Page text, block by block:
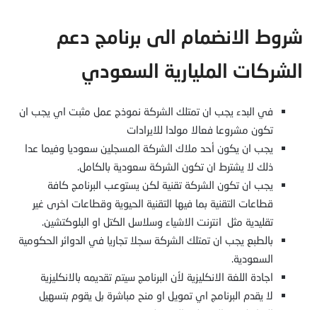
شروط الانضمام الى برنامج دعم
الشركات المليارية السعودي
في البدء يجب ان تمتلك الشركة نموذج عمل مثبت اي يجب ان
تكون مشروعا فعالا مولدا للايرادات
يجب ان يكون أحد ملاك الشركة المسجلين سعوديا وفيما عدا
ذلك لا يشترط ان تكون الشركة سعودية بالكامل.
يجب ان تكون الشركة تقنية لكن يستوعب البرنامج كافة
قطاعات التقنية بما فيها التقنية الحيوية وقطاعات اخرى غير
تقليدية مثل انترنت الاشياء وسلاسل الكتل او البلوكتشين.
بالطبع يجب ان تمتلك الشركة سجلا تجاريا في الدوائر الحكومية
السعودية.
اجادة اللغة الانكليزية لأن البرنامج سيتم تقديمه بالانكليزية
لا يقدم البرنامج اي تمويل او منح مباشرة بل يقوم بتسهيل